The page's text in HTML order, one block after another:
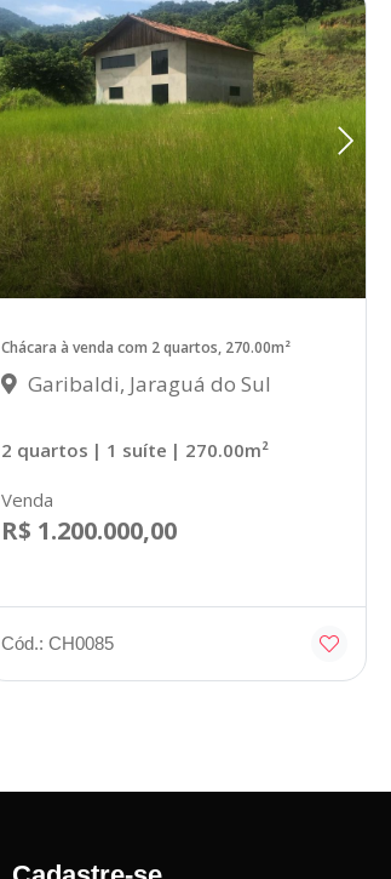
Chácara à venda com 2 quartos, 270.00m²
Garibaldi, Jaraguá do Sul
2 quartos | 1 suíte | 270.00m²
Venda
R$ 1.200.000,00
Cód.: CH0085